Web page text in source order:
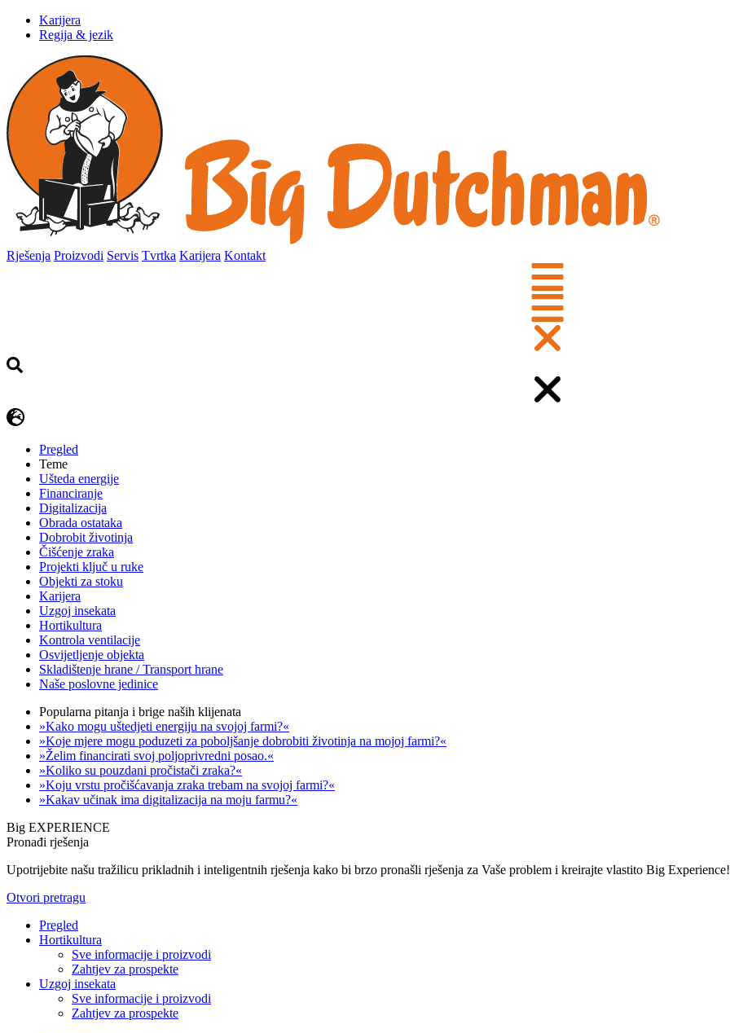
Karijera
Regija & jezik
Rješenja Proizvodi Servis Tvrtka Karijera Kontakt
Pregled
Teme
Ušteda energije
Financiranje
Digitalizacija
Obrada ostataka
Dobrobit životinja
Čišćenje zraka
Projekti ključ u ruke
Objekti za stoku
Karijera
Uzgoj insekata
Hortikultura
Kontrola ventilacije
Osvijetljenje objekta
Skladištenje hrane / Transport hrane
Naše poslovne jedinice
Popularna pitanja i brige naših klijenata
»Kako mogu uštedjeti energiju na svojoj farmi?«
»Koje mjere mogu poduzeti za poboljšanje dobrobiti životinja na mojoj farmi?«
»Želim financirati svoj poljoprivredni posao.«
»Koliko su pouzdani pročistači zraka?«
»Koju vrstu pročišćavanja zraka trebam na svojoj farmi?«
»Kakav učinak ima digitalizacija na moju farmu?«
Big EXPERIENCE
Pronađi rješenja
Upotrijebite našu tražilicu prikladnih i inteligentnih rješenja kako bi brzo pronašli rješenja za Vaše problem i kreirajte vlastito Big Experience!
Otvori pretragu
Pregled
Hortikultura
Sve informacije i proizvodi
Zahtjev za prospekte
Uzgoj insekata
Sve informacije i proizvodi
Zahtjev za prospekte